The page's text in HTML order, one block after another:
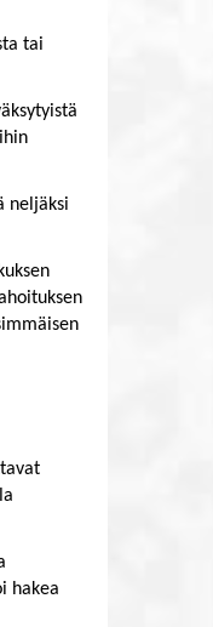
tai
neljäksi
hakea